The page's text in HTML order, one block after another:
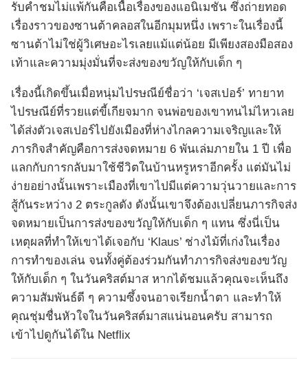
รับคำชมไม่แพ้กันคือเนื้อเรื่องของแอนิเมชัน ซึ่งถ่ายทอด
เรื่องราวของซานต้าคลอสในอีกมุมหนึ่ง เพราะในเรื่องนี้
ซานต้าไม่ใช่ผู้วิเศษอะไรเลยแม้แต่น้อย มีเพียงสองมือสอง
เท้าและความมุ่งมั่นที่จะส่งของขวัญให้กับเด็ก ๆ
เรื่องนี้เกิดขึ้นเมื่อหนุ่มไปรษณีย์ชื่อว่า ‘เจสเปอร์’ ทายาท
ไปรษณีย์ที่รวยแต่ขี้เกียจมาก จนพ่อของเขาทนไม่ไหวเลย
ได้ส่งตัวเจสเปอร์ไปยังเมืองที่ห่างไกลความเจริญและให้
ภารกิจสำคัญคือการส่งจดหมาย 6 พันเล่มภายใน 1 ปี เพื่อ
แลกกับการกลับมาใช้ชีวิตในบ้านหรูหราอีกครั้ง แต่มันไม่
ง่ายอย่างนั้นเพราะเมืองที่เขาไปมีแต่ความวุ่นวายและการ
สู้กันระหว่าง 2 ตระกูลดัง ดังนั้นเขาจึงต้องเปลี่ยนภารกิจส่ง
จดหมายเป็นการส่งของขวัญให้กับเด็ก ๆ แทน ซึ่งนี่เป็น
เหตุผลที่ทำให้เขาได้เจอกับ ‘Klaus’ ช่างไม้ที่เก่งในเรื่อง
การทำของเล่น จนทั้งคู่ต้องร่วมกันทำภารกิจส่งของขวัญ
ให้กับเด็ก ๆ ในวันคริสต์มาส หากได้ชมแล้วคุณจะเห็นถึง
ความสัมพันธ์ดี ๆ ความซึ้งจนอาจเรียกน้ำตา และทำให้
คุณชุ่มชื่นหัวใจในวันคริสต์มาสแน่นอนครับ สามารถ
เข้าไปดูกันได้ใน Netflix